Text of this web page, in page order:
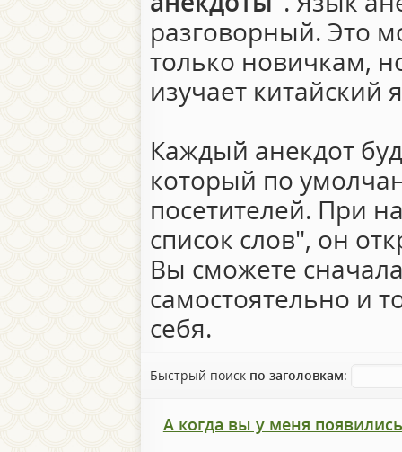
разговорный. Это
только новичкам,
изучает китайский
Каждый анекдот
который по
посетителей. При
список слов", он
Вы сможете
самостоятельно и
себя.
Быстрый поиск по заголовкам:
А когда вы у меня